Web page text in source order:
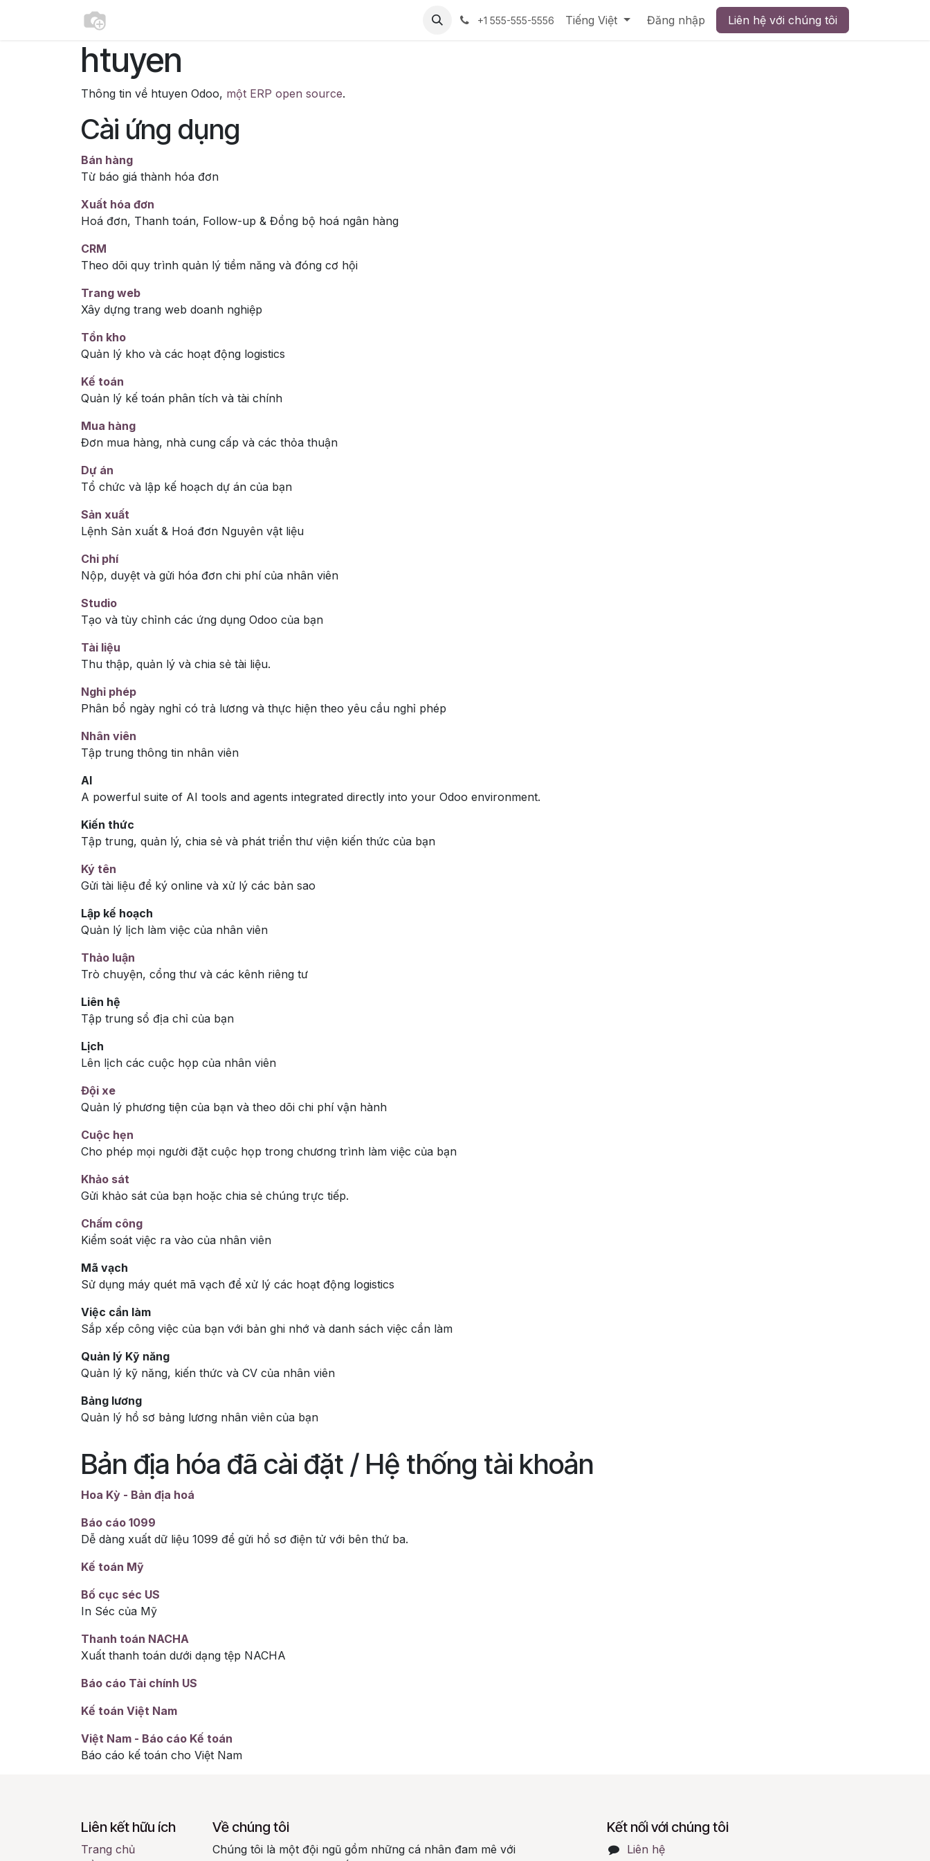
+1 555-555-5556 Tiếng Việt Đăng nhập Liên hệ với chúng tôi
htuyen
Thông tin về htuyen Odoo, một ERP open source.
Cài ứng dụng
Bán hàng
Từ báo giá thành hóa đơn
Xuất hóa đơn
Hoá đơn, Thanh toán, Follow-up & Đồng bộ hoá ngân hàng
CRM
Theo dõi quy trình quản lý tiềm năng và đóng cơ hội
Trang web
Xây dựng trang web doanh nghiệp
Tồn kho
Quản lý kho và các hoạt động logistics
Kế toán
Quản lý kế toán phân tích và tài chính
Mua hàng
Đơn mua hàng, nhà cung cấp và các thỏa thuận
Dự án
Tổ chức và lập kế hoạch dự án của bạn
Sản xuất
Lệnh Sản xuất & Hoá đơn Nguyên vật liệu
Chi phí
Nộp, duyệt và gửi hóa đơn chi phí của nhân viên
Studio
Tạo và tùy chỉnh các ứng dụng Odoo của bạn
Tài liệu
Thu thập, quản lý và chia sẻ tài liệu.
Nghỉ phép
Phân bổ ngày nghỉ có trả lương và thực hiện theo yêu cầu nghỉ phép
Nhân viên
Tập trung thông tin nhân viên
AI
A powerful suite of AI tools and agents integrated directly into your Odoo environment.
Kiến thức
Tập trung, quản lý, chia sẻ và phát triển thư viện kiến thức của bạn
Ký tên
Gửi tài liệu để ký online và xử lý các bản sao
Lập kế hoạch
Quản lý lịch làm việc của nhân viên
Thảo luận
Trò chuyện, cổng thư và các kênh riêng tư
Liên hệ
Tập trung sổ địa chỉ của bạn
Lịch
Lên lịch các cuộc họp của nhân viên
Đội xe
Quản lý phương tiện của bạn và theo dõi chi phí vận hành
Cuộc hẹn
Cho phép mọi người đặt cuộc họp trong chương trình làm việc của bạn
Khảo sát
Gửi khảo sát của bạn hoặc chia sẻ chúng trực tiếp.
Chấm công
Kiểm soát việc ra vào của nhân viên
Mã vạch
Sử dụng máy quét mã vạch để xử lý các hoạt động logistics
Việc cần làm
Sắp xếp công việc của bạn với bản ghi nhớ và danh sách việc cần làm
Quản lý Kỹ năng
Quản lý kỹ năng, kiến thức và CV của nhân viên
Bảng lương
Quản lý hồ sơ bảng lương nhân viên của bạn
Bản địa hóa đã cài đặt / Hệ thống tài khoản
Hoa Kỳ - Bản địa hoá
Báo cáo 1099
Dễ dàng xuất dữ liệu 1099 để gửi hồ sơ điện tử với bên thứ ba.
Kế toán Mỹ
Bố cục séc US
In Séc của Mỹ
Thanh toán NACHA
Xuất thanh toán dưới dạng tệp NACHA
Báo cáo Tài chính US
Kế toán Việt Nam
Việt Nam - Báo cáo Kế toán
Báo cáo kế toán cho Việt Nam
Liên kết hữu ích
Trang chủ
Về chúng tôi
Chúng tôi là một đội ngũ gồm những cá nhân đam mê với
Kết nối với chúng tôi
Liên hệ